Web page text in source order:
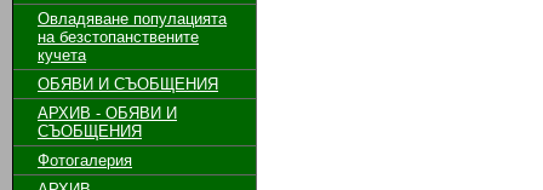
Овладяване популацията
на безстопанствените
кучета
ОБЯВИ И СЪОБЩЕНИЯ
АРХИВ - ОБЯВИ И
СЪОБЩЕНИЯ
Фотогалерия